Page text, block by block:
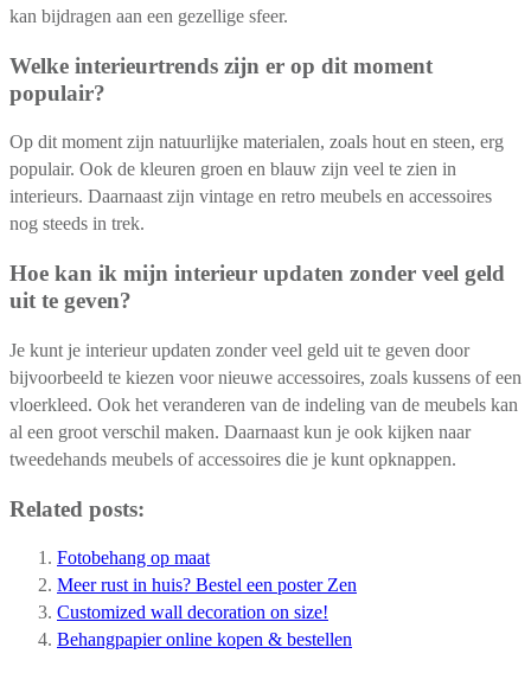
kan bijdragen aan een gezellige sfeer.
Welke interieurtrends zijn er op dit moment
populair?
Op dit moment zijn natuurlijke materialen, zoals hout en steen, erg
populair. Ook de kleuren groen en blauw zijn veel te zien in
interieurs. Daarnaast zijn vintage en retro meubels en accessoires
nog steeds in trek.
Hoe kan ik mijn interieur updaten zonder veel geld
uit te geven?
Je kunt je interieur updaten zonder veel geld uit te geven door
bijvoorbeeld te kiezen voor nieuwe accessoires, zoals kussens of een
vloerkleed. Ook het veranderen van de indeling van de meubels kan
al een groot verschil maken. Daarnaast kun je ook kijken naar
tweedehands meubels of accessoires die je kunt opknappen.
Related posts:
Fotobehang op maat
Meer rust in huis? Bestel een poster Zen
Customized wall decoration on size!
Behangpapier online kopen & bestellen